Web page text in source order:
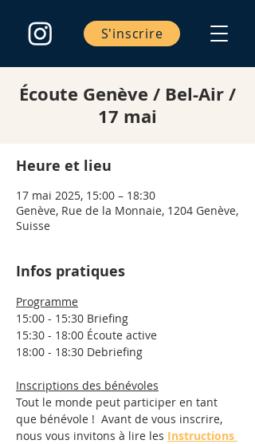
S'inscrire
Écoute Genève / Bel-Air /
17 mai
Heure et lieu
17 mai 2025, 15:00 – 18:30
Genève, Rue de la Monnaie, 1204 Genève,
Suisse
Infos pratiques
Programme
15:00 - 15:30 Briefing
15:30 - 18:00 Écoute active
18:00 - 18:30 Debriefing
Inscriptions des bénévoles
Tout le monde peut participer en tant
que bénévole !  Avant de vous inscrire,
nous vous invitons à lire les Instructions